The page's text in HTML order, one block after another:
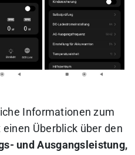
Informationen zum
Überblick über den
und Ausgangsleistung,